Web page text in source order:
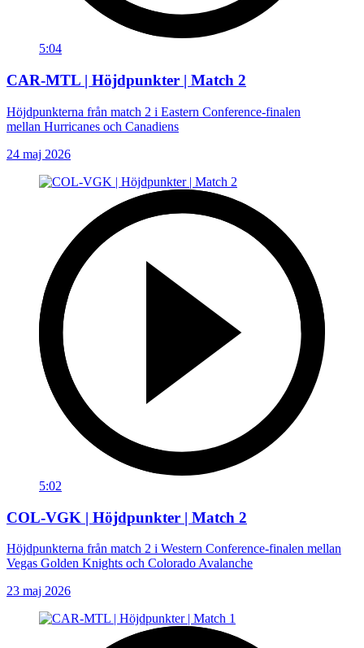
5:04
CAR-MTL | Höjdpunkter | Match 2
Höjdpunkterna från match 2 i Eastern Conference-finalen
mellan Hurricanes och Canadiens
24 maj 2026
5:02
COL-VGK | Höjdpunkter | Match 2
Höjdpunkterna från match 2 i Western Conference-finalen mellan
Vegas Golden Knights och Colorado Avalanche
23 maj 2026